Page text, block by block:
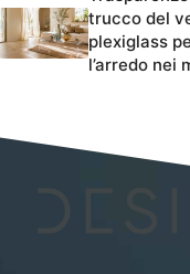
trucco del
plexiglass
l’arredo nei